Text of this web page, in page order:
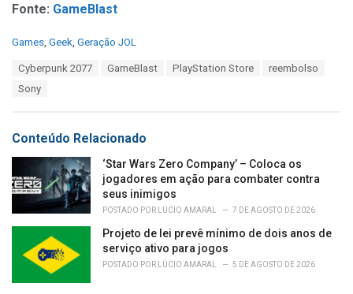
Fonte: GameBlast
C
i
e
:
Games Geek Geração JOL
Cyberpunk 2077 GameBlast PlayStation Store
reembolso
Sony
Conteúdo Relacionado
‘Star Wars Zero Company’ – Coloca os
jogadores em ação para combater contra
seus inimigos
POSTADO POR LÚCIO AMARAL 7 DE AGOSTO DE 2026
Projeto de lei prevê mínimo de dois anos de
serviço ativo para jogos
POSTADO POR LÚCIO AMARAL 5 DE AGOSTO DE 2026